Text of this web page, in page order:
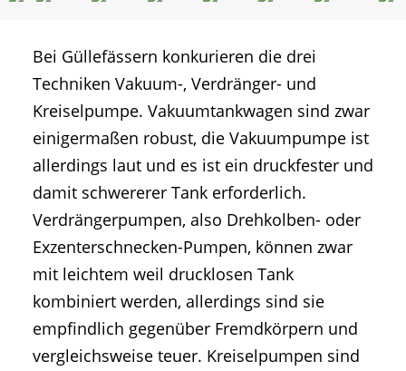
Bei Güllefässern konkurieren die drei
Techniken Vakuum-, Verdränger- und
Kreiselpumpe. Vakuumtankwagen sind zwar
einigermaßen robust, die Vakuumpumpe ist
allerdings laut und es ist ein druckfester und
damit schwererer Tank erforderlich.
Verdrängerpumpen, also Drehkolben- oder
Exzenterschnecken-Pumpen, können zwar
mit leichtem weil drucklosen Tank
kombiniert werden, allerdings sind sie
empfindlich gegenüber Fremdkörpern und
vergleichsweise teuer. Kreiselpumpen sind